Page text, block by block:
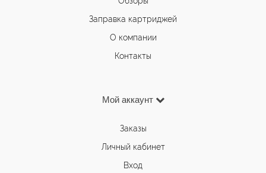
Заправка картриджей
О компании
Контакты
Мой аккаунт
Заказы
Личный кабинет
Вход